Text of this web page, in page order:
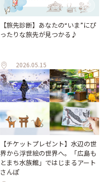
【旅先診断】あなたの“いま”にぴ
ったりな旅先が見つかる♪
2026.05.15
【チケットプレゼント】水辺の世
界から浮世絵の世界へ。「広島も
とまち水族館」ではじまるアート
さんぽ